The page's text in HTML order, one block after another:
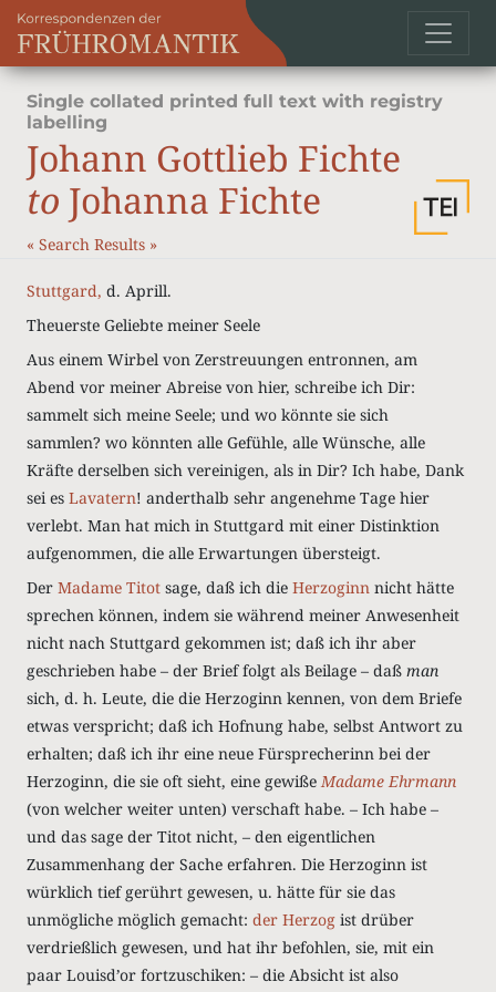
Single collated printed full text with registry
labelling
Johann Gottlieb Fichte
to Johanna Fichte
« Search Results »
Stuttgard, d. Aprill.
Theuerste Geliebte meiner Seele
Aus einem Wirbel von Zerstreuungen entronnen, am
Abend vor meiner Abreise von hier, schreibe ich Dir:
sammelt sich meine Seele; und wo könnte sie sich
sammlen? wo könnten alle Gefühle, alle Wünsche, alle
Kräfte derselben sich vereinigen, als in Dir? Ich habe, Dank
sei es Lavatern! anderthalb sehr angenehme Tage hier
verlebt. Man hat mich in Stuttgard mit einer Distinktion
aufgenommen, die alle Erwartungen übersteigt.
Der Madame Titot sage, daß ich die Herzoginn nicht hätte
sprechen können, indem sie während meiner Anwesenheit
nicht nach Stuttgard gekommen ist; daß ich ihr aber
geschrieben habe – der Brief folgt als Beilage – daß man
sich, d. h. Leute, die die Herzoginn kennen, von dem Briefe
etwas verspricht; daß ich Hofnung habe, selbst Antwort zu
erhalten; daß ich ihr eine neue Fürsprecherinn bei der
Herzoginn, die sie oft sieht, eine gewißeMadame Ehrmann
(von welcher weiter unten) verschaft habe. – Ich habe –
und das sage der Titot nicht, – den eigentlichen
Zusammenhang der Sache erfahren. Die Herzoginn ist
würklich tief gerührt gewesen, u. hätte für sie das
unmögliche möglich gemacht: der Herzog ist drüber
verdrießlich gewesen, und hat ihr befohlen, sie, mit ein
paar Louisd’or fortzuschiken: – die Absicht ist also